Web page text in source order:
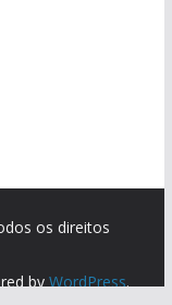
os direitos
byWordPress.